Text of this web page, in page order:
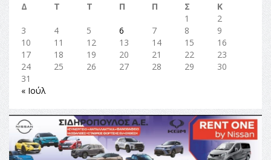
Δ
Τ Τ Π Π Σ
Κ
1
2
3
4 5 6 7 8
9
10
11 12 13 14 15
16
17
18 19 20 21 22
23
24
25 26 27 28 29
30
31
« Ιούλ